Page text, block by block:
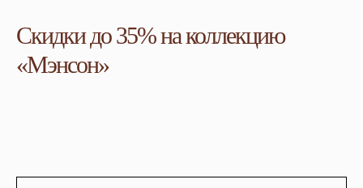
Скидки до 35% на коллекцию
«Мэнсон»